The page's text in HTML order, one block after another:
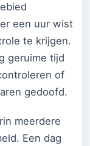
een uur wist
te krijgen.
geruime tijd
of
gedoofd.
meerdere
Een dag